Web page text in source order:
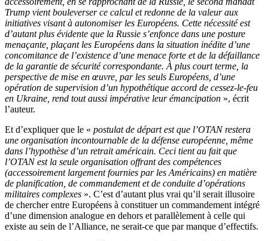
Trump vient bouleverser ce calcul et redonne de la valeur aux
initiatives visant à autonomiser les Européens. Cette nécessité est
d’autant plus évidente que la Russie s’enfonce dans une posture
menaçante, plaçant les Européens dans la situation inédite d’une
concomitance de l’existence d’une menace forte et de la défaillance
de la garantie de sécurité correspondante. À plus court terme, la
perspective de mise en œuvre, par les seuls Européens, d’une
opération de supervision d’un hypothétique accord de cessez-le-feu
en Ukraine, rend tout aussi impérative leur émancipation », écrit
l’auteur.
Et d’expliquer que le « postulat de départ est que l’OTAN restera
une organisation incontournable de la défense européenne, même
dans l’hypothèse d’un retrait américain. Ceci tient au fait que
l’OTAN est la seule organisation offrant des compétences
(accessoirement largement fournies par les Américains) en matière
de planification, de commandement et de conduite d’opérations
militaires complexes ». C’est d’autant plus vrai qu’il serait illusoire
de chercher entre Européens à constituer un commandement intégré
d’une dimension analogue en dehors et parallèlement à celle qui
existe au sein de l’Alliance, ne serait-ce que par manque d’effectifs.